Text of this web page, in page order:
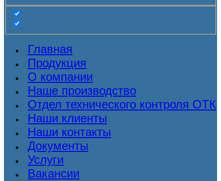
Главная
Продукция
О компании
Наше производство
Отдел технического контроля ОТК
Наши клиенты
Наши контакты
Документы
Услуги
Вакансии